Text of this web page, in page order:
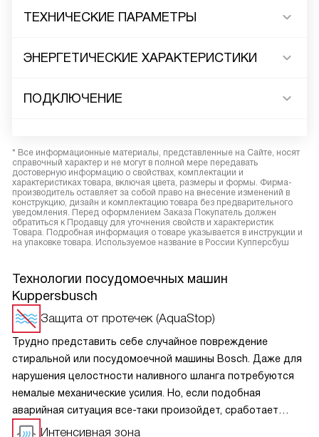
ТЕХНИЧЕСКИЕ ПАРАМЕТРЫ
ЭНЕРГЕТИЧЕСКИЕ ХАРАКТЕРИСТИКИ
ПОДКЛЮЧЕНИЕ
* Все информационные материалы, представленные на Сайте, носят
справочный характер и не могут в полной мере передавать
достоверную информацию о свойствах, комплектации и
характеристиках товара, включая цвета, размеры и формы. Фирма-
производитель оставляет за собой право на внесение изменений в
конструкцию, дизайн и комплектацию товара без предварительного
уведомления. Перед оформлением Заказа Покупатель должен
обратиться к Продавцу для уточнения свойств и характеристик
Товара. Подробная информация о товаре указывается в инструкции и
на упаковке товара. Используемое название в России Купперсбуш
Технологии посудомоечных машин
Kuppersbusch
Защита от протечек (AquaStop)
Трудно представить себе случайное повреждение
стиральной или посудомоечной машины Bosch. Даже для
нарушения целостности наливного шланга потребуются
немалые механические усилия. Но, если подобная
аварийная ситуация все-таки произойдет, сработает
система АquaStop («ВодаСтоп»): при достижении
Интенсивная зона